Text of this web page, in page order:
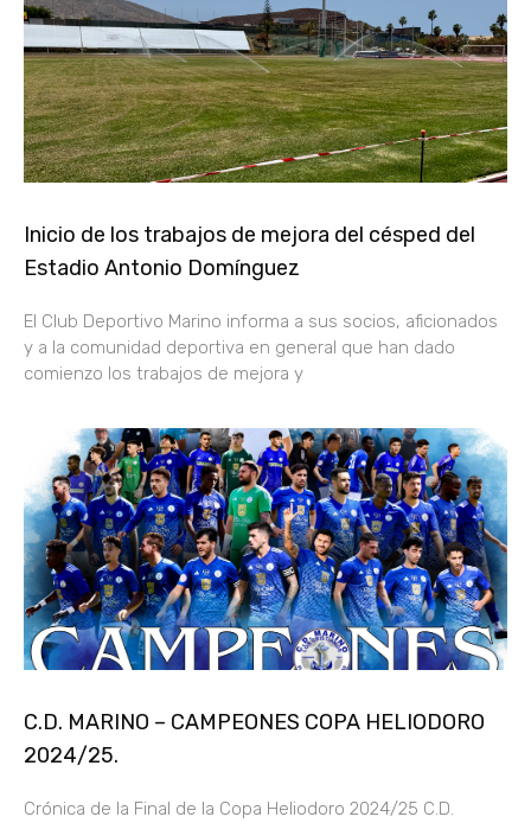
Inicio de los trabajos de mejora del césped del
Estadio Antonio Domínguez
El Club Deportivo Marino informa a sus socios, aficionados
y a la comunidad deportiva en general que han dado
comienzo los trabajos de mejora y
C.D. MARINO – CAMPEONES COPA HELIODORO
2024/25.
Crónica de la Final de la Copa Heliodoro 2024/25 C.D.